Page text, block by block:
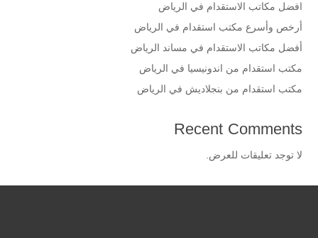
افضل مكاتب الاستقدام في الرياض
أرخص وأسرع مكتب استقدام في الرياض
أفضل مكاتب الاستقدام في مساند الرياض
مكتب استقدام من اندونيسيا في الرياض
مكتب استقدام من بنجلاديش في الرياض
Recent Comments
لا توجد تعليقات للعرض.